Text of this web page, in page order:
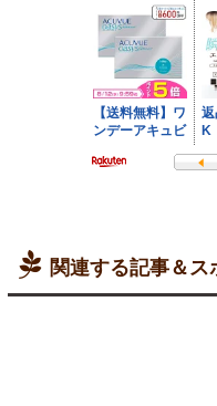
関連する記事＆ス